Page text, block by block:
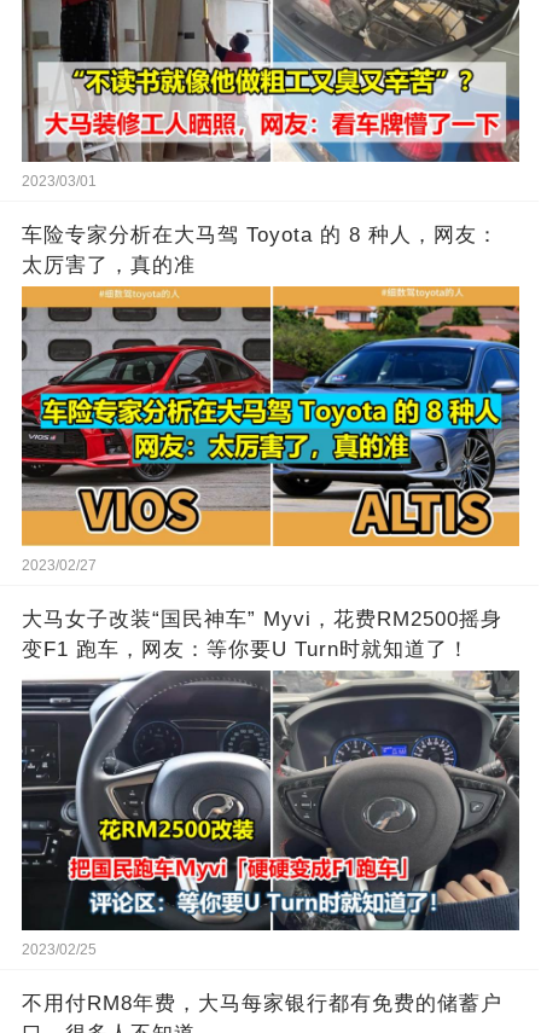
2023/03/01
车险专家分析在大马驾 Toyota 的 8 种人，网友：
太厉害了，真的准
2023/02/27
大马女子改装“国民神车” Myvi，花费RM2500摇身
变F1 跑车，网友：等你要U Turn时就知道了！
2023/02/25
不用付RM8年费，大马每家银行都有免费的储蓄户